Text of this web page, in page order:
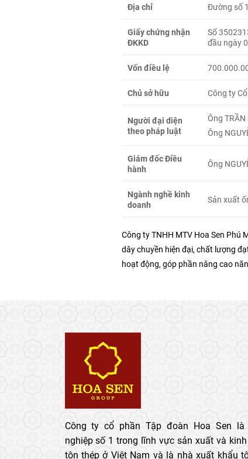
Địa chỉ Đường số
Giấy chứng nhận
ĐKKD
Số
đầu ngày
Vốn điều lệ
Chủ sở hữu Công ty
Người đại diện
theo pháp luật
Ông
Ông
Giám đốc Điều
hành
Ông
Ngành nghề kinh
doanh
Sản xuất
Công ty TNHH MTV Hoa Sen
dây chuyền hiện đại, chất lượng
hoạt động, góp phần nâng cao
Công ty cổ phần Tập đoàn Hoa Sen là
nghiệp số 1 trong lĩnh vực sản xuất và
tôn thép ở Việt Nam và là nhà xuất khẩu